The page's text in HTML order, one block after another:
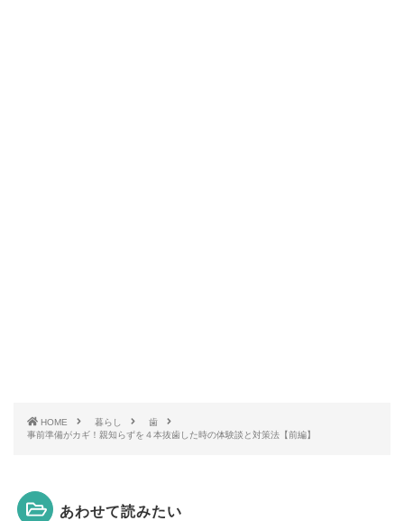
HOME 暮らし
歯
事前準備がカギ！親知らずを４本抜歯した時の体験談と対策法【前編】
あわせて読みたい